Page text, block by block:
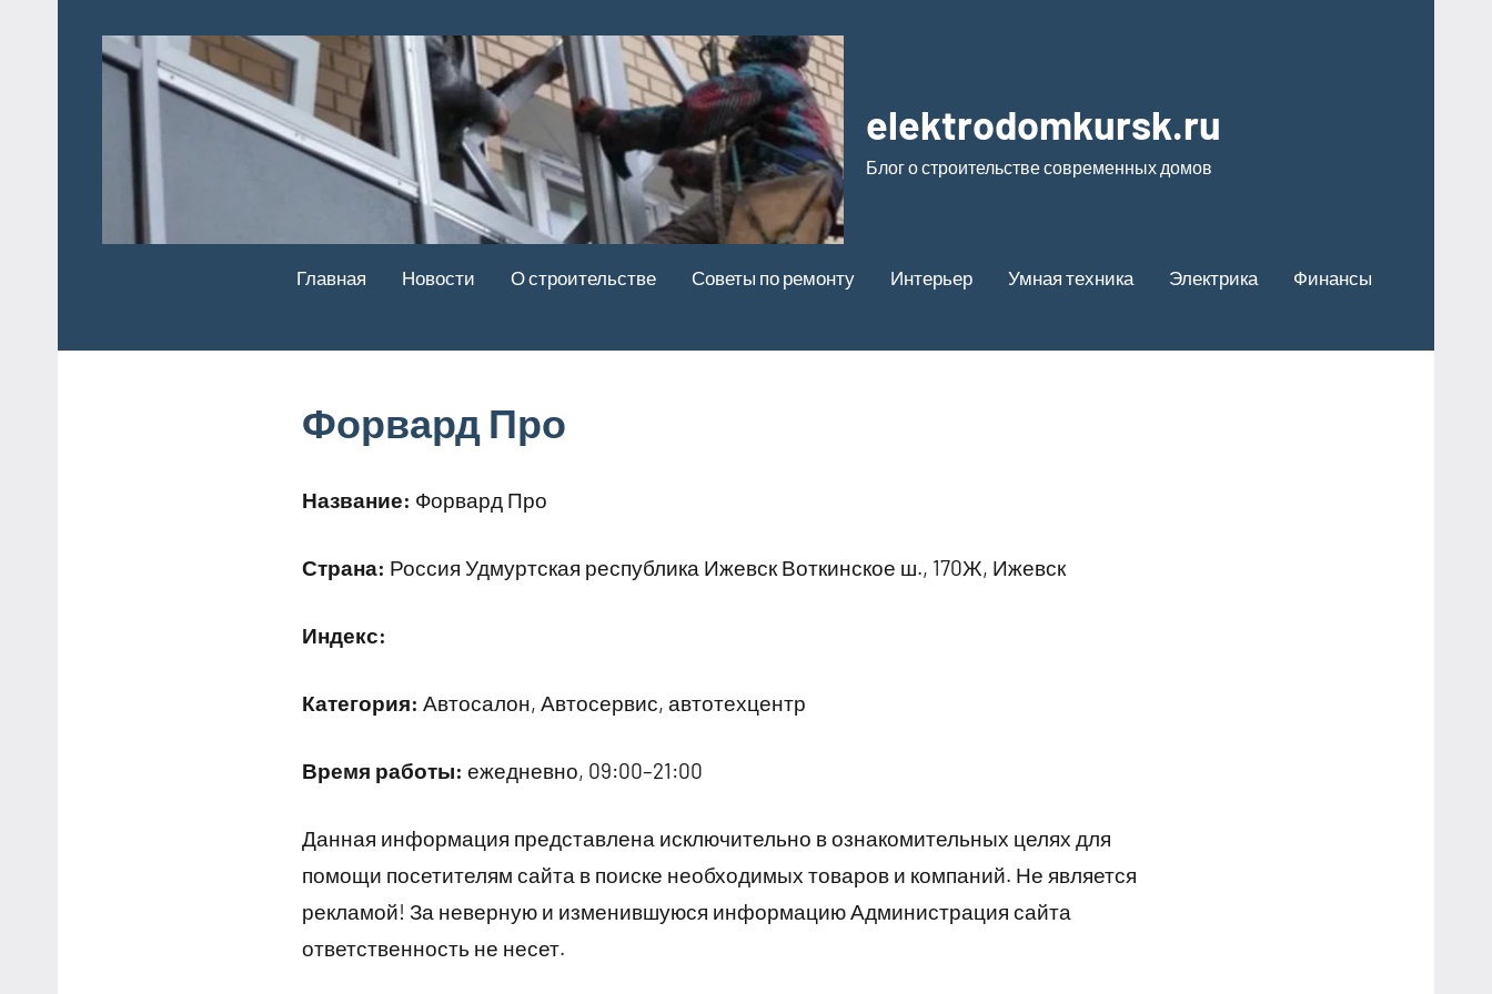
содержимому
elektrodomkursk.ru
Блог о строительстве современных домов
Главная Новости О строительстве Советы по ремонту Интерьер Умная техника Электрика Финансы
Форвард Про
Название: Форвард Про
Страна: Россия Удмуртская республика Ижевск Воткинское ш., 170Ж, Ижевск
Индекс:
Категория: Автосалон, Автосервис, автотехцентр
Время работы: ежедневно, 09:00–21:00
Данная информация представлена исключительно в ознакомительных целях для
помощи посетителям сайта в поиске необходимых товаров и компаний. Не является
рекламой! За неверную и изменившуюся информацию Администрация сайта
ответственность не несет.